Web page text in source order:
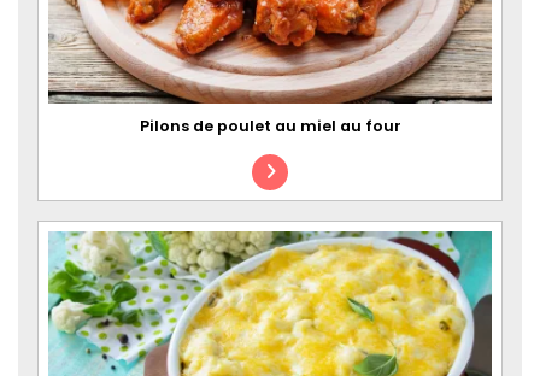
Pilons de poulet au miel au four